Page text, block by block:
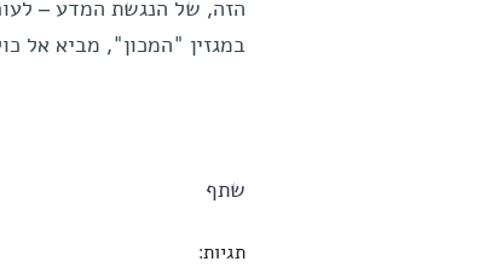
הזה, של הנגשת המדע –
במגזין "המכון", מביא אל
שתף
תגיות: